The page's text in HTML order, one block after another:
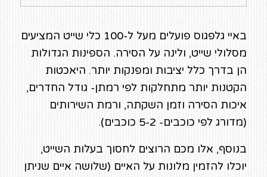
באיי גלפגוס פועלים מעל ל-100 כלי שייט המציעים
מסלולי שייט, ולינה על הסירה. הספינות הגדולות
הן בדרך כלל יציבות ומפנקות יותר. היאכטות
הקטנות יותר מתחלקות לפי רמתן- גודל החדרים,
איכות הסירה וזמן השקתה, ורמת השירותים
(מדורג לפי כוכבים- 5-2 כוכבים).
בנוסף, אלו מכם הרוצים לחסוך בעלות השייט,
יוכלו להזמין מלונות על האיים (שלושה איים שניתן